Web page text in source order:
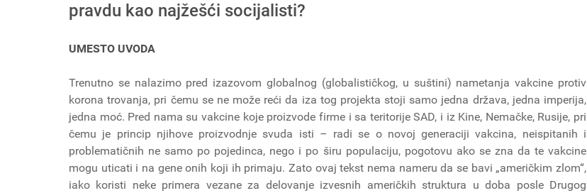
pravdu kao najžešći socijalisti?
UMESTO UVODA
Trenutno se nalazimo pred izazovom globalnog (globalističkog, u suštini) nametanja vakcine protiv
korona trovanja, pri čemu se ne može reći da iza tog projekta stoji samo jedna država, jedna imperija,
jedna moć. Pred nama su vakcine koje proizvode firme i sa teritorije SAD, i iz Kine, Nemačke, Rusije, pri
čemu je princip njihove proizvodnje svuda isti – radi se o novoj generaciji vakcina, neispitanih i
problematičnih ne samo po pojedinca, nego i po širu populaciju, pogotovu ako se zna da te vakcine
mogu uticati i na gene onih koji ih primaju. Zato ovaj tekst nema nameru da se bavi „američkim zlom“,
iako koristi neke primera vezane za delovanje izvesnih američkih struktura u doba posle Drugog